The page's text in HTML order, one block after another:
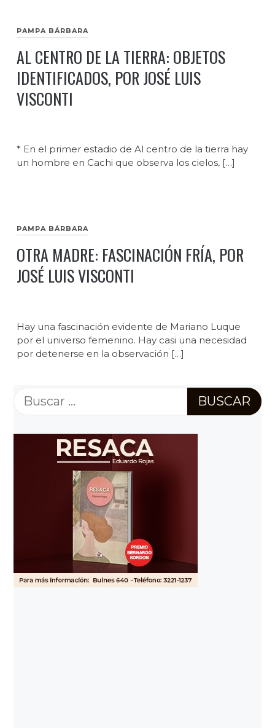
PAMPA BÁRBARA
AL CENTRO DE LA TIERRA: OBJETOS
IDENTIFICADOS, POR JOSÉ LUIS
VISCONTI
* En el primer estadio de Al centro de la tierra hay
un hombre en Cachi que observa los cielos, […]
PAMPA BÁRBARA
OTRA MADRE: FASCINACIÓN FRÍA, POR
JOSÉ LUIS VISCONTI
Hay una fascinación evidente de Mariano Luque
por el universo femenino. Hay casi una necesidad
por detenerse en la observación […]
Buscar: